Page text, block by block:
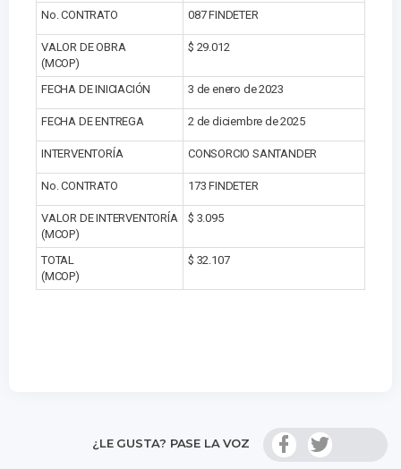
No. CONTRATO 087 FINDETER
VALOR DE OBRA
(MCOP)
$ 29.012
FECHA DE INICIACIÓN 3 de enero de 2023
FECHA DE ENTREGA 2 de diciembre de 2025
INTERVENTORÍA CONSORCIO SANTANDER
No. CONTRATO 173 FINDETER
VALOR DE INTERVENTORÍA
(MCOP)
$ 3.095
TOTAL
(MCOP)
$ 32.107
¿LE GUSTA? PASE LA VOZ